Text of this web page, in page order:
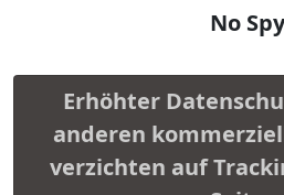
No Spy
Erhöhter
anderen
verzichten auf